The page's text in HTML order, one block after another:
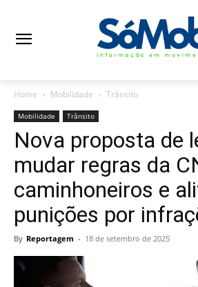
Home Mobilidade Trânsito
Mobilidade Trânsito
Nova proposta de
mudar regras da
caminhoneiros e
punições por
By Reportagem - 18 de setembro de 2025